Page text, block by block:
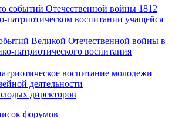
событий Отечественной войны 1812
патриотическом воспитании учащейся
Великой Отечественной войны в
патриотического воспитания
воспитание молодежи
деятельности
директоров
форумов